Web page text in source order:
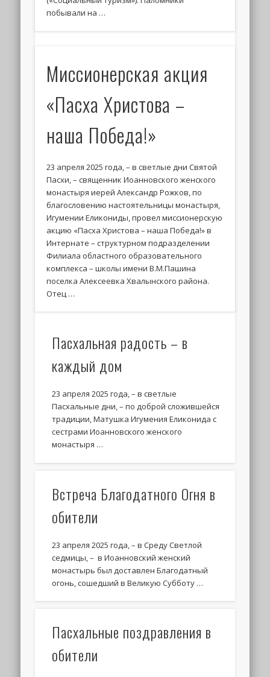
побывали на …
Миссионерская акция
«Пасха Христова –
наша Победа!»
23 апреля 2025 года, – в светлые дни Святой
Пасхи, – священник Иоанновского женского
монастыря иерей Александр Рожков, по
благословению настоятельницы монастыря,
Игумении Еликониды, провел миссионерскую
акцию «Пасха Христова – наша Победа!» в
Интернате – структурном подразделении
Филиала областного образовательного
комплекса – школы имени В.М.Пашина
поселка Алексеевка Хвалынского района.
Отец …
Пасхальная радость – в
каждый дом
23 апреля 2025 года, – в светлые
Пасхальные дни, – по доброй сложившейся
традиции, Матушка Игумения Еликонида с
сестрами Иоанновского женского
монастыря …
Встреча Благодатного Огня в
обители
23 апреля 2025 года, – в Среду Светлой
седмицы, – в Иоанновский женский
монастырь был доставлен Благодатный
огонь, сошедший в Великую Субботу …
Пасхальные поздравления в
обители